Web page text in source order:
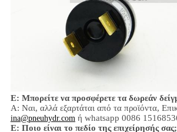
Ε: Μπορείτε να προσφέρετε τα δωρεάν
Α: Ναι, αλλά εξαρτάται από τα προϊόντα,
ina@pneuhydr.com ή whatsapp 0086
Ε: Ποιο είναι το πεδίο της επιχείρησής σας;